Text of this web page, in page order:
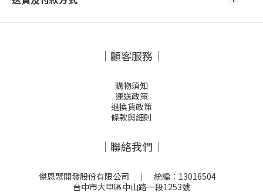
｜顧客服務｜
購物須知
運送政策
退換貨政策
條款與細則
｜聯絡我們｜
傑恩聚開發股份有限公司 ｜ 統編：13016504
台中市大甲區中山路一段1253號